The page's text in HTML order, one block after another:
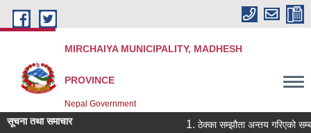
Skip to main content
MIRCHAIYA MUNICIPALITY, MADHESH
PROVINCE
Nepal Government
सूचना तथा समाचार ठेक्का सम्झौता अन्तय गरिएको